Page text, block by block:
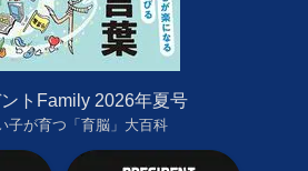
トFamily 2026年夏号
子が育つ「育脳」大百科